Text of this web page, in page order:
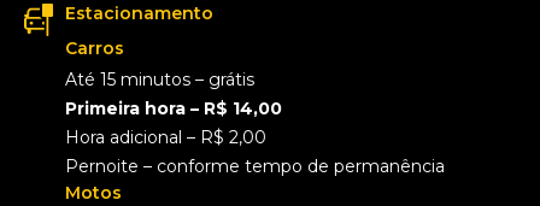
Estacionamento
Carros
Até 15 minutos – grátis
Primeira hora – R$ 14,00
Hora adicional – R$ 2,00
Pernoite – conforme tempo de permanência
Motos